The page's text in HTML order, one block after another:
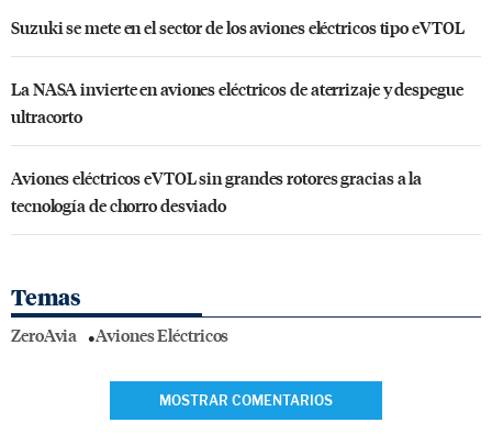
Suzuki se mete en el sector de los aviones eléctricos tipo eVTOL
La NASA invierte en aviones eléctricos de aterrizaje y despegue
ultracorto
Aviones eléctricos eVTOL sin grandes rotores gracias a la
tecnología de chorro desviado
Temas
ZeroAvia Aviones Eléctricos
MOSTRAR COMENTARIOS